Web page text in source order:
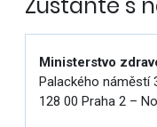
Ministerstvo
Palackého náměstí
128 00 Praha 2 –